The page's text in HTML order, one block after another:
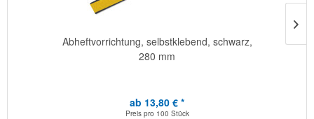
Abheftvorrichtung, selbstklebend, schwarz,
280 mm
ab 13,80 € *
Preis pro 100 Stück